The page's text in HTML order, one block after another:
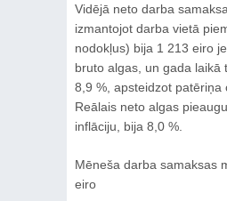
Vidējā neto darba
izmantojot darba vietā
nodokļus) bija 1 213 eiro
bruto algas, un gada laikā
8,9 %, apsteidzot patēriņa
Reālais neto algas
inflāciju, bija 8,0 %.
Mēneša darba samaksas
eiro